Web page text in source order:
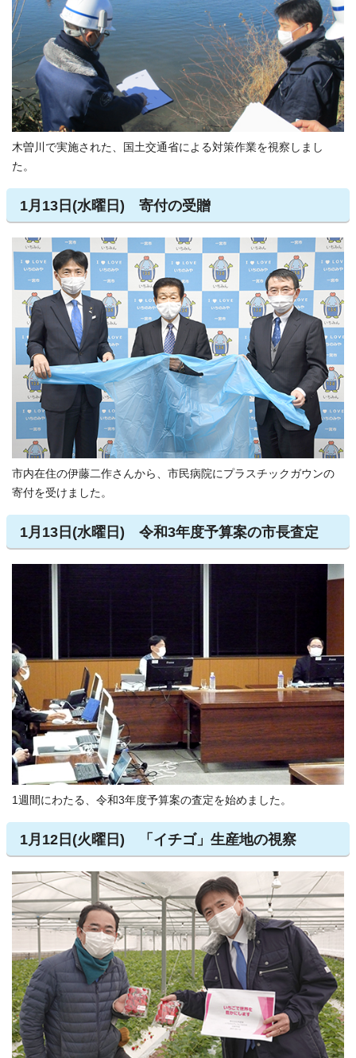
木曽川で実施された、国土交通省による対策作業を視察しまし
た。
1月13日(水曜日) 寄付の受贈
市内在住の伊藤二作さんから、市民病院にプラスチックガウンの
寄付を受けました。
1月13日(水曜日) 令和3年度予算案の市長査定
1週間にわたる、令和3年度予算案の査定を始めました。
1月12日(火曜日) 「イチゴ」生産地の視察